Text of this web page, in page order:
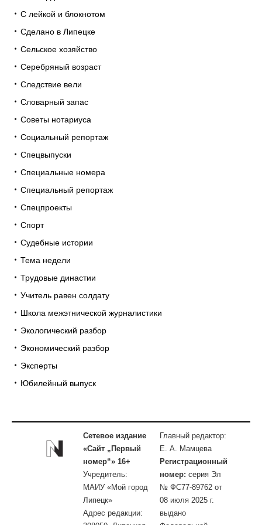
С лейкой и блокнотом
Сделано в Липецке
Сельское хозяйство
Серебряный возраст
Следствие вели
Словарный запас
Советы нотариуса
Социальный репортаж
Спецвыпуски
Специальные номера
Специальный репортаж
Спецпроекты
Спорт
Судебные истории
Тема недели
Трудовые династии
Учитель равен солдату
Школа межэтнической журналистики
Экологический разбор
Экономический разбор
Эксперты
Юбилейный выпуск
Сетевое издание
«Сайт „Первый
номер“» 16+
Учредитель:
МАИУ «Мой город
Липецк»
Адрес редакции:
Главный редактор:
Е. А. Мамцева
Регистрационный
номер: серия Эл
№ ФС77-89762 от
08 июля 2025 г.
выдано